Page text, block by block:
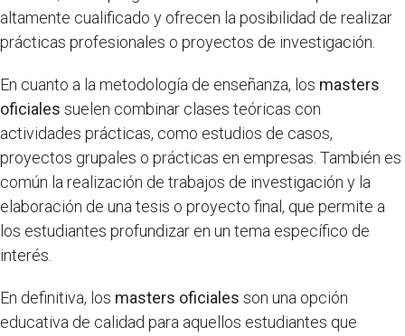
altamente cualificado y ofrecen la posibilidad de realizar
prácticas profesionales o proyectos de investigación.
En cuanto a la metodología de enseñanza, los masters
oficiales suelen combinar clases teóricas con
actividades prácticas, como estudios de casos,
proyectos grupales o prácticas en empresas. También es
común la realización de trabajos de investigación y la
elaboración de una tesis o proyecto final, que permite a
los estudiantes profundizar en un tema específico de
interés.
En definitiva, los masters oficiales son una opción
educativa de calidad para aquellos estudiantes que